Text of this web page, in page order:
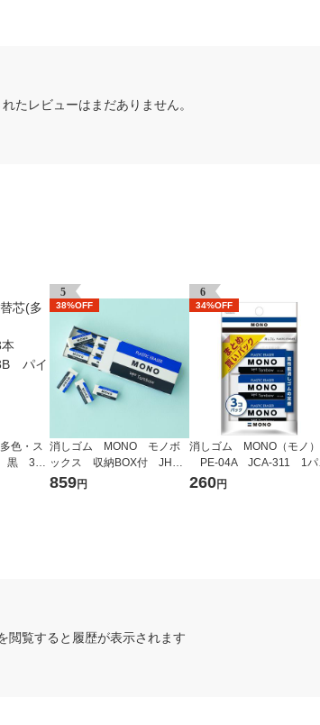
たレビューはまだありません。
色・ス
黒 3
パイ
5
38%OFF
消しゴム MONO モノボ
ックス 収納BOX付 JHA-0
61 1個（小サイズ18個入）
859円
6
34%OFF
消しゴム MONO（モノ）
PE-04A JCA-311 1パ
ック（3個入） トンボ鉛筆
260円
閲覧すると履歴が表示されます